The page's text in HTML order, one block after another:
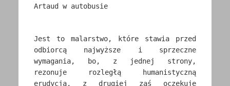
Artaud w autobusie
Jest to malarstwo, które stawia przed
odbiorcą najwyższe i sprzeczne
wymagania, bo, z jednej strony,
rezonuje rozległą humanistyczną
erudycją, z drugiej zaś oczekuje
Polski